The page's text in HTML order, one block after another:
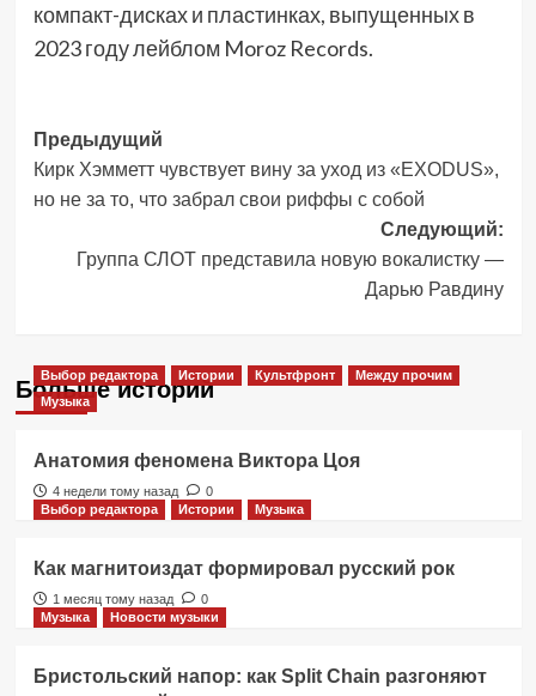
компакт-дисках и пластинках, выпущенных в
2023 году лейблом Moroz Records.
Навигация
записи
Предыдущий
Кирк Хэмметт чувствует вину за уход из «EXODUS»,
но не за то, что забрал свои риффы с собой
Следующий:
Группа СЛОТ представила новую вокалистку —
Дарью Равдину
Больше историй
Выбор редактора Истории Культфронт
Между прочим
Музыка
Анатомия феномена Виктора Цоя
4 недели тому назад
0
Выбор редактора
Истории Музыка
Как магнитоиздат формировал русский рок
1 месяц тому назад
0
Музыка
Новости музыки
Бристольский напор: как Split Chain разгоняют